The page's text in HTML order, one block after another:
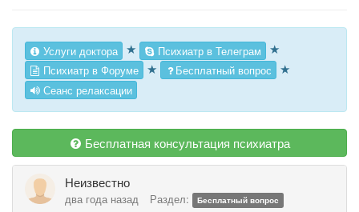
Услуги доктора ★ Психиатр в Телеграм ★
Психиатр в Форуме ★ Бесплатный вопрос ★
Сеанс релаксации
Бесплатная консультация психиатра
Неизвестно
два года назад Раздел: Бесплатный вопрос